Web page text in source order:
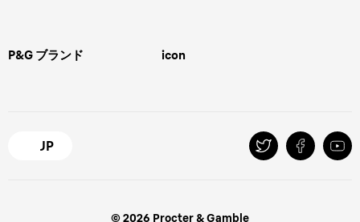
ipl脱毛
Braun Brand & Products
P&G ブランド icon
マイレピ
JP
© 2026 Procter & Gamble